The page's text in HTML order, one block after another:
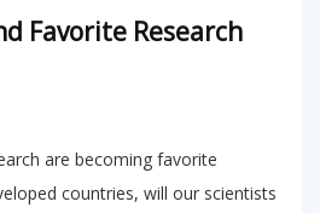
Favorite Research
are becoming favorite
countries, will our scientists